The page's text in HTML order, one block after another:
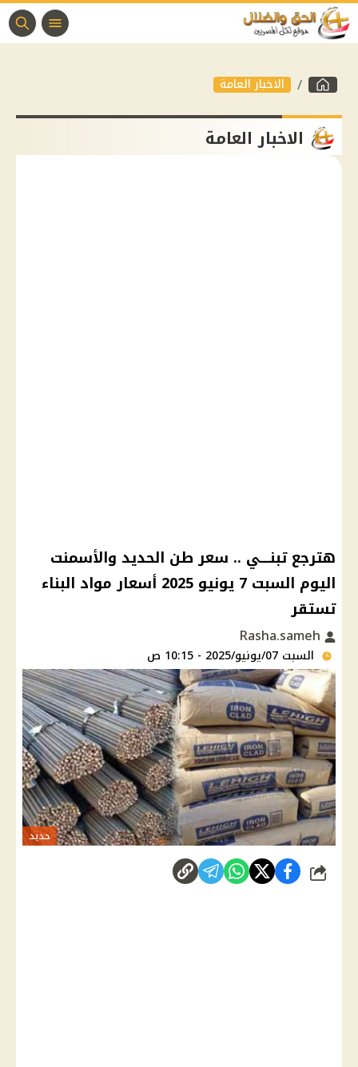
الاخبار العامة
الاخبار العامة
هترجع تبنــــي .. سعر طن الحديد والأسمنت
اليوم السبت 7 يونيو 2025 أسعار مواد البناء
تستقر
السبت 07/يونيو/2025 - 10:15 ص
حديد
شارك